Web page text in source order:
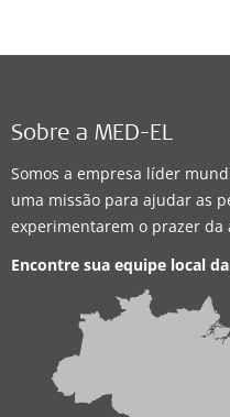
Sobre a MED-EL
Somos a empresa líder
uma missão para ajudar as
experimentarem o prazer da
Encontre sua equipe local da